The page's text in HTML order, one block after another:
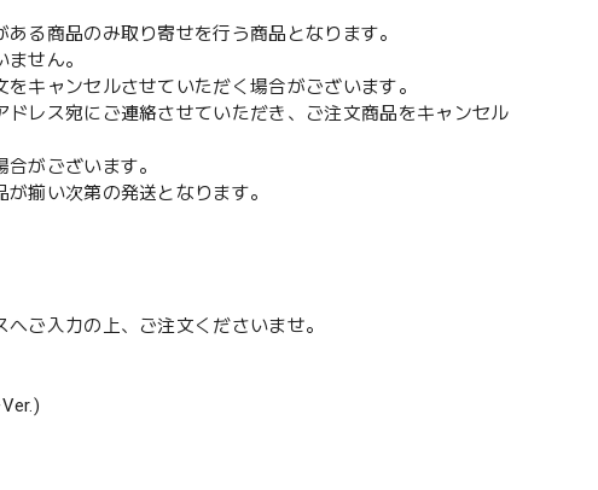
る商品のみ取り寄せを行う商品となります。
せん。
キャンセルさせていただく場合がございます。
レス宛にご連絡させていただき、ご注文商品をキャンセル
がございます。
揃い次第の発送となります。
ご入力の上、ご注文くださいませ。